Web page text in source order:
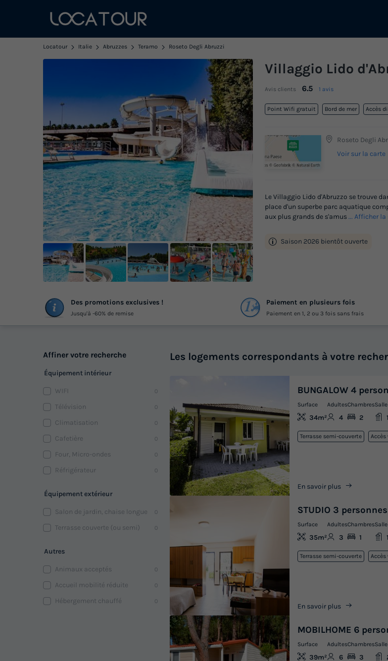
Locatour Italie Abruzzes Teramo Roseto Degli Abruzzi
Villaggio Lido
Avis clients 6.5 1 avis
Point Wifi gratuit Bord de mer Accès
Roseto Degli
Voir sur la carte
Le Villaggio Lido d'Abruzzo se trouve
place d'un superbe parc aquatique
aux plus grands de s'amus... Afficher
Saison 2026 bientôt ouverte
Des promotions exclusives !
Jusqu'à -60% de remise
Paiement en plusieurs fois
Paiement en 1, 2 ou 3 fois sans frais
Affiner votre recherche
Équipement intérieur
WIFI 0
Télévision 0
Climatisation 0
Cafetière 0
Four, Micro-ondes 0
Réfrigérateur 0
Équipement extérieur
Salon de jardin, chaise longue 0
Terrasse couverte (ou semi) 0
Autres
Animaux acceptés 0
Accueil mobilité réduite 0
Hébergement chauffé 0
Les logements correspondants à votre
BUNGALOW 4
Surface
34m²
Adultes
4
Chambres
2 1
Terrasse semi-couverte
En savoir plus
STUDIO 3
Surface
35m²
Adultes
3
Chambres
1 1
Terrasse semi-couverte
En savoir plus
MOBILHOME 6
Surface
39m²
Adultes
6
Chambres
3